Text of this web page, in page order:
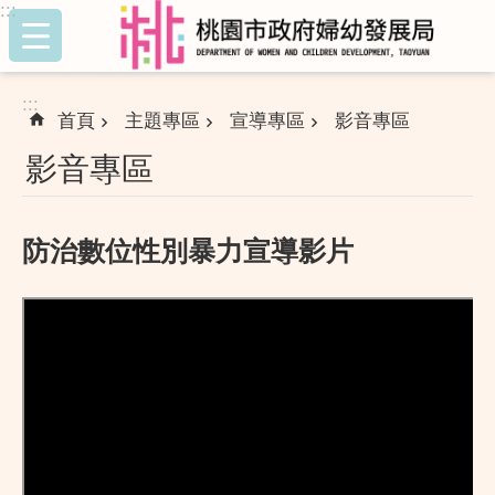
跳到主要內容區塊
:::
:::
首頁 主題專區 宣導專區 影音專區
影音專區
防治數位性別暴力宣導影片